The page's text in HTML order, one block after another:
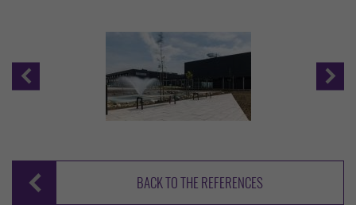
BACK TO THE REFERENCES